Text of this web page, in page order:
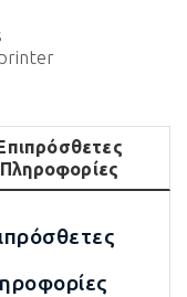
Πληροφορίες